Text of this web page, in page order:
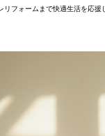
フォームまで快適生活を応